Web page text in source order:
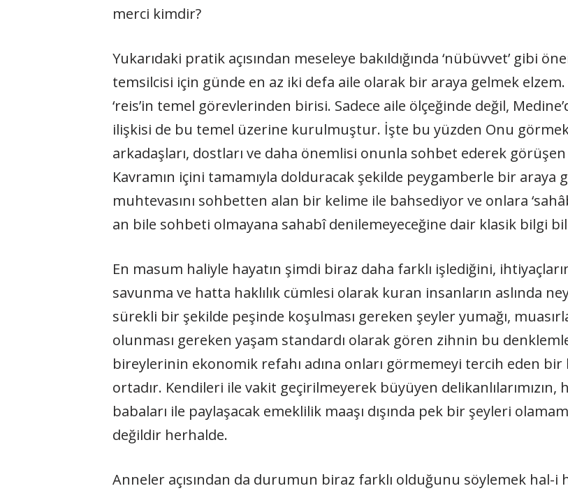
merci kimdir?
Yukarıdaki pratik açısından meseleye bakıldığında ‘nübüvvet’ gibi
temsilcisi için günde en az iki defa aile olarak bir araya gelmek
‘reis’in temel görevlerinden birisi. Sadece aile ölçeğinde değil,
ilişkisi de bu temel üzerine kurulmuştur. İşte bu yüzden Onu
arkadaşları, dostları ve daha önemlisi onunla sohbet ederek görüşen
Kavramın içini tamamıyla dolduracak şekilde peygamberle bir
muhtevasını sohbetten alan bir kelime ile bahsediyor ve onlara
an bile sohbeti olmayana sahabî denilemeyeceğine dair klasik bilgi
En masum haliyle hayatın şimdi biraz daha farklı işlediğini,
savunma ve hatta haklılık cümlesi olarak kuran insanların aslında
sürekli bir şekilde peşinde koşulması gereken şeyler yumağı,
olunması gereken yaşam standardı olarak gören zihnin bu
bireylerinin ekonomik refahı adına onları görmemeyi tercih eden bir
ortadır. Kendileri ile vakit geçirilmeyerek büyüyen delikanlılarımızın,
babaları ile paylaşacak emeklilik maaşı dışında pek bir şeyleri
değildir herhalde.
Anneler açısından da durumun biraz farklı olduğunu söylemek hal-i